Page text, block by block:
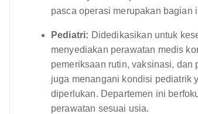
pasca operasi merupakan bagian
Pediatri: Didedikasikan untuk
menyediakan perawatan medis
pemeriksaan rutin, vaksinasi, dan
juga menangani kondisi pediatrik
diperlukan. Departemen ini
perawatan sesuai usia.